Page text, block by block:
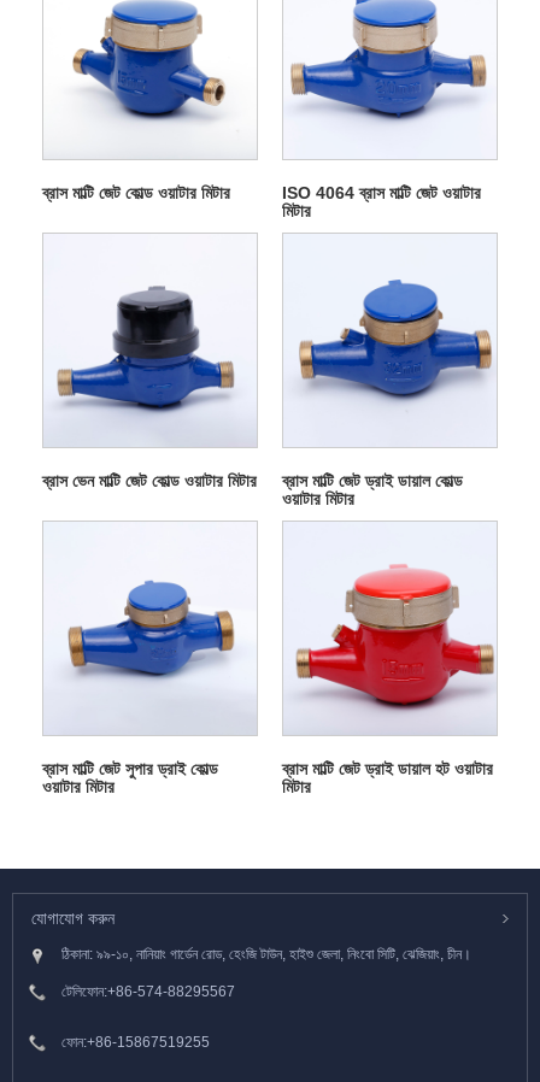
ব্রাস মাল্টি জেট কোল্ড ওয়াটার মিটার
ISO 4064 ব্রাস মাল্টি জেট ওয়াটার
মিটার
ব্রাস ভেন মাল্টি জেট কোল্ড ওয়াটার মিটার
ব্রাস মাল্টি জেট ড্রাই ডায়াল কোল্ড
ওয়াটার মিটার
ব্রাস মাল্টি জেট সুপার ড্রাই কোল্ড
ওয়াটার মিটার
ব্রাস মাল্টি জেট ড্রাই ডায়াল হট ওয়াটার
মিটার
যোগাযোগ করুন
ঠিকানা: ৯৯-১০, নানিয়াং গার্ডেন রোড, হেংজি টাউন, হাইশু জেলা, নিংবো সিটি, ঝেজিয়াং, চীন।
টেলিফোন:+86-574-88295567
ফোন:+86-15867519255